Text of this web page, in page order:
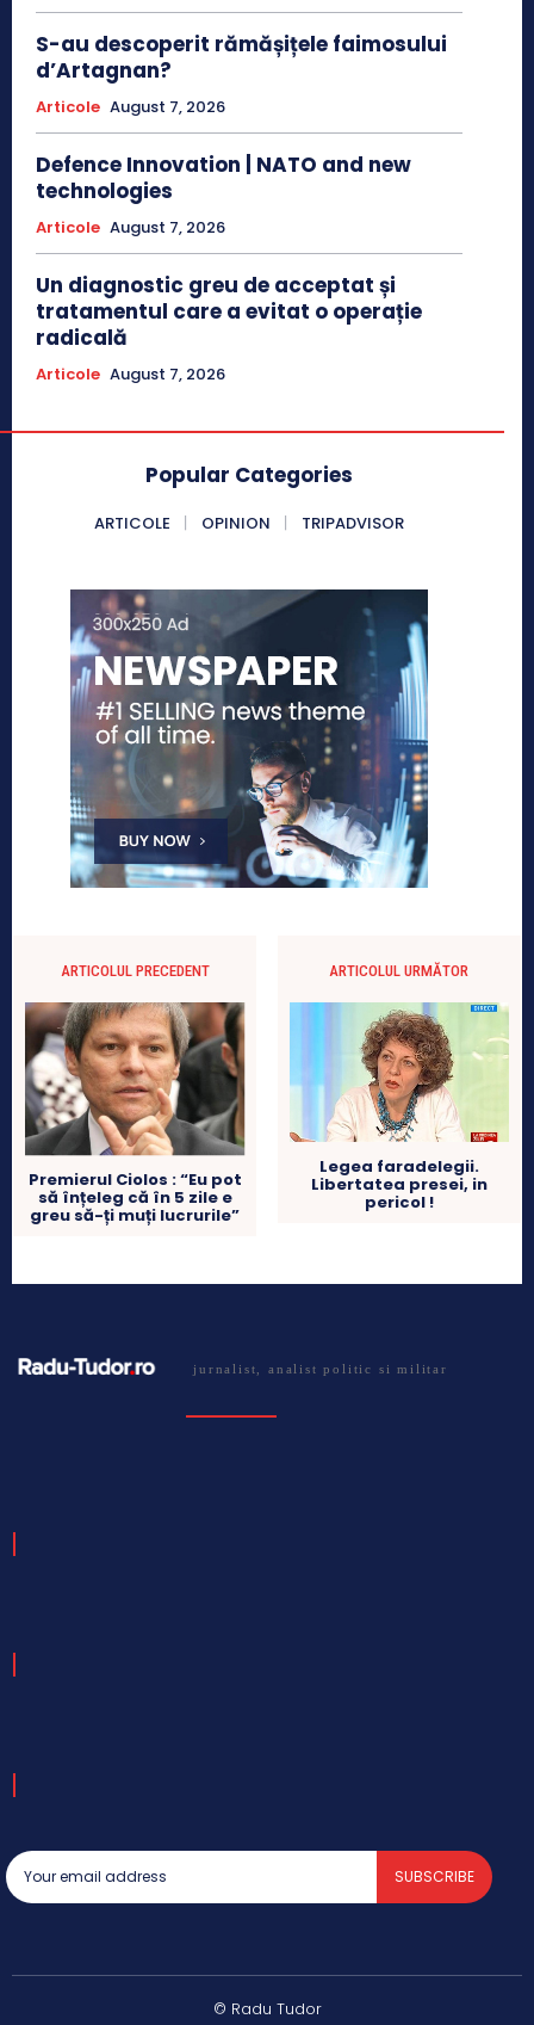
S-au descoperit rămășițele faimosului
d’Artagnan?
Articole August 7, 2026
Defence Innovation | NATO and new
technologies
Articole August 7, 2026
Un diagnostic greu de acceptat și
tratamentul care a evitat o operație
radicală
Articole August 7, 2026
Popular Categories
ARTICOLE OPINION TRIPADVISOR
ARTICOLUL PRECEDENT
Premierul Ciolos : “Eu pot
să înțeleg că în 5 zile e
greu să-ți muți lucrurile”
ARTICOLUL URMĂTOR
Legea faradelegii.
Libertatea presei, in
pericol !
jurnalist, analist politic si militar
SUBSCRIBE
© Radu Tudor